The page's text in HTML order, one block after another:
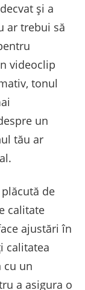
și a
ar trebui să
videoclip
tonul
un
tău ar
de
calitate
ajustări în
calitatea
cu un
a asigura o